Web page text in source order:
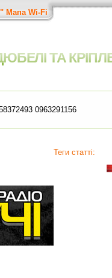
Мапа Wi-Fi
ТА
0963291156
Теги статті: